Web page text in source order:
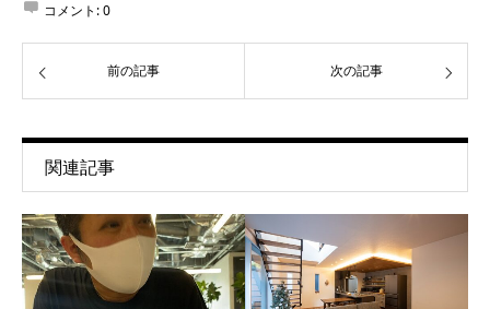
コメント:0
前の記事 次の記事
関連記事